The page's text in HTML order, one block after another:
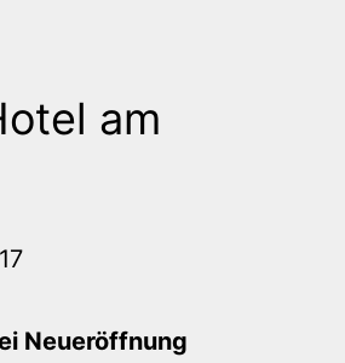
am
Neueröffnung